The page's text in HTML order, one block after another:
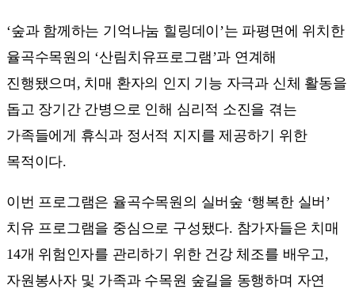
‘숲과 함께하는 기억나눔 힐링데이’는 파평면에 위치한
율곡수목원의 ‘산림치유프로그램’과 연계해
진행됐으며, 치매 환자의 인지 기능 자극과 신체 활동을
돕고 장기간 간병으로 인해 심리적 소진을 겪는
가족들에게 휴식과 정서적 지지를 제공하기 위한
목적이다.
이번 프로그램은 율곡수목원의 실버숲 ‘행복한 실버’
치유 프로그램을 중심으로 구성됐다. 참가자들은 치매
14개 위험인자를 관리하기 위한 건강 체조를 배우고,
자원봉사자 및 가족과 수목원 숲길을 동행하며 자연